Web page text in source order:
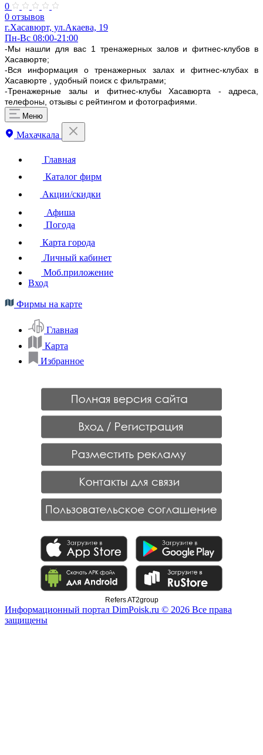
0
0 отзывов
г.Хасавюрт, ул.Акаева, 19
Пн-Вс 08:00-21:00
-Мы нашли для вас 1 тренажерных залов и фитнес-клубов в
Хасавюрте;
-Вся информация о тренажерных залах и фитнес-клубах в
Хасавюрте , удобный поиск с фильтрами;
-Тренажерные залы и фитнес-клубы Хасавюрта - адреса,
телефоны, отзывы с рейтингом и фотографиями.
Меню
Махачкала
Главная
Каталог фирм
Акции/скидки
Афиша
Погода
Карта города
Личный кабинет
Моб.приложение
Вход
Фирмы на карте
Главная
Карта
Избранное
Refers AT2group
Информационный портал DimPoisk.ru © 2026 Все права
защищены